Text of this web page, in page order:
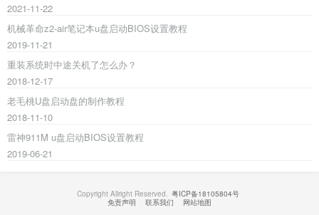
2021-11-22
机械革命z2-air笔记本u盘启动BIOS设置教程
2019-11-21
重装系统时中途关机了怎么办？
2018-12-17
老毛桃U盘启动盘的制作教程
2018-11-10
雷神911M u盘启动BIOS设置教程
2019-06-21
Copyright Allright Reserved. 粤ICP备18105804号
免责声明
联系我们 网站地图